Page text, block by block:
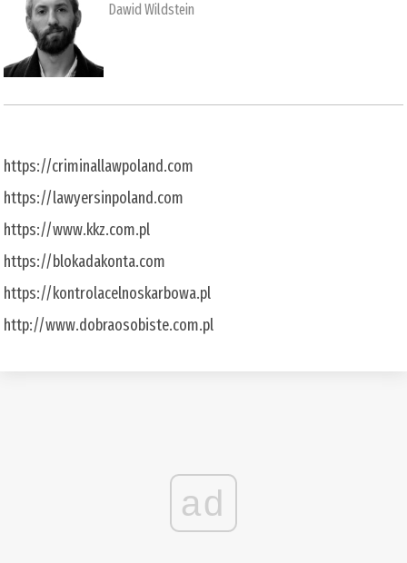
Dawid Wildstein
https://criminallawpoland.com
https://lawyersinpoland.com
https://www.kkz.com.pl
https://blokadakonta.com
https://kontrolacelnoskarbowa.pl
http://www.dobraosobiste.com.pl
ad